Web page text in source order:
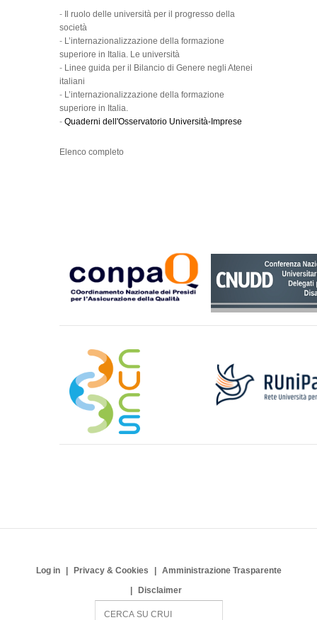
-
Il ruolo delle università per il progresso della
società
- L’internazionalizzazione della formazione
superiore in Italia. Le università
- Linee guida per il Bilancio di Genere negli Atenei
italiani
- L’internazionalizzazione della formazione
superiore in Italia.
- Quaderni dell'Osservatorio Università-Imprese
Elenco completo
Log in Privacy & Cookies
Amministrazione Trasparente
Disclaimer